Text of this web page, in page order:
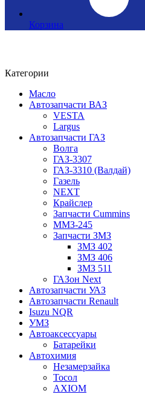
Корзина
Категории
Масло
Автозапчасти ВАЗ
VESTA
Largus
Автозапчасти ГАЗ
Волга
ГАЗ-3307
ГАЗ-3310 (Валдай)
Газель
NEXT
Крайслер
Запчасти Cummins
ММЗ-245
Запчасти ЗМЗ
ЗМЗ 402
ЗМЗ 406
ЗМЗ 511
ГАЗон Next
Автозапчасти УАЗ
Автозапчасти Renault
Isuzu NQR
УМЗ
Автоаксессуары
Батарейки
Автохимия
Незамерзайка
Тосол
AXIOM